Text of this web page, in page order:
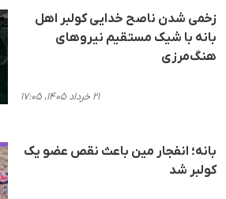
زخمی شدن ناصح خدایی کولبر اهل
بانه با شیک مستقیم نیروهای
هنگ‌مرزی
۲۱ خرداد ۱۴۰۵، ۱۷:۰۵
بانه؛ انفجار مین باعث نقص عضو یک
کولبر شد